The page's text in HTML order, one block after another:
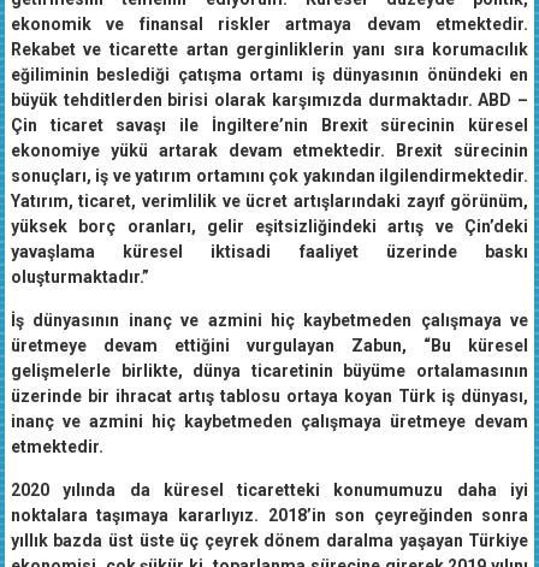
getirmesini temenni ediyorum. Küresel düzeyde politik,
ekonomik ve finansal riskler artmaya devam etmektedir.
Rekabet ve ticarette artan gerginliklerin yanı sıra korumacılık
eğiliminin beslediği çatışma ortamı iş dünyasının önündeki en
büyük tehditlerden birisi olarak karşımızda durmaktadır. ABD –
Çin ticaret savaşı ile İngiltere’nin Brexit sürecinin küresel
ekonomiye yükü artarak devam etmektedir. Brexit sürecinin
sonuçları, iş ve yatırım ortamını çok yakından ilgilendirmektedir.
Yatırım, ticaret, verimlilik ve ücret artışlarındaki zayıf görünüm,
yüksek borç oranları, gelir eşitsizliğindeki artış ve Çin’deki
yavaşlama küresel iktisadi faaliyet üzerinde baskı
oluşturmaktadır.”
İş dünyasının inanç ve azmini hiç kaybetmeden çalışmaya ve
üretmeye devam ettiğini vurgulayan Zabun, “Bu küresel
gelişmelerle birlikte, dünya ticaretinin büyüme ortalamasının
üzerinde bir ihracat artış tablosu ortaya koyan Türk iş dünyası,
inanç ve azmini hiç kaybetmeden çalışmaya üretmeye devam
etmektedir.
2020 yılında da küresel ticaretteki konumumuzu daha iyi
noktalara taşımaya kararlıyız. 2018’in son çeyreğinden sonra
yıllık bazda üst üste üç çeyrek dönem daralma yaşayan Türkiye